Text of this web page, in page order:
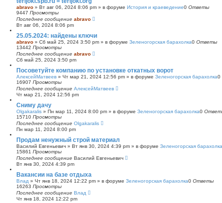
abravo » Вт авг 06, 2024 8:06 pm » в форуме История и краеведение0 Ответы
9447 Просмотры
Последнее сообщение abravo
Вт авг 06, 2024 8:06 pm
25.05.2024: найдены ключи
abravo » Сб май 25, 2024 3:50 pm » в форуме Зеленогорская барахолка0 Ответы
13442 Просмотры
Последнее сообщение abravo
Сб май 25, 2024 3:50 pm
Посоветуйте компанию по установке откатных ворот
АлексейМатвеев » Чт мар 21, 2024 12:56 pm » в форуме Зеленогорская барахолка0
16907 Просмотры
Последнее сообщение АлексейМатвеев
Чт мар 21, 2024 12:56 pm
Сниму дачу
Olgakaralis » Пн мар 11, 2024 8:00 pm » в форуме Зеленогорская барахолка0
15710 Просмотры
Последнее сообщение Olgakaralis
Пн мар 11, 2024 8:00 pm
Продам ненужный строй материал
Василий Евгеньевич » Вт янв 30, 2024 4:39 pm » в форуме Зеленогорская барахолка
15861 Просмотры
Последнее сообщение Василий Евгеньевич
Вт янв 30, 2024 4:39 pm
Вакансии на базе отдыха
Влад » Чт янв 18, 2024 12:22 pm » в форуме Зеленогорская барахолка0 Ответы
16263 Просмотры
Последнее сообщение Влад
Чт янв 18, 2024 12:22 pm